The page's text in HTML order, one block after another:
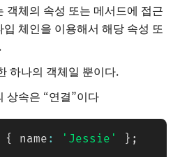
객체의 속성 또는 메서드에 접근
체인을 이용해서 해당 속성 또
하나의 객체일 뿐이다.
상속은 “연결”이다
{ name : 'Jessie' } ;